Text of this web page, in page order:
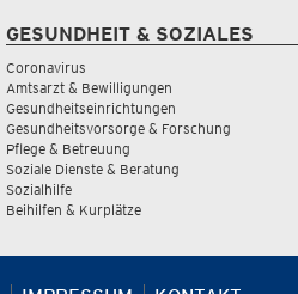
GESUNDHEIT & SOZIALES
Coronavirus
Amtsarzt & Bewilligungen
Gesundheitseinrichtungen
Gesundheitsvorsorge & Forschung
Pflege & Betreuung
Soziale Dienste & Beratung
Sozialhilfe
Beihilfen & Kurplätze